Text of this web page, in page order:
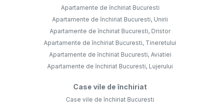
Apartamente de închiriat Bucuresti
Apartamente de închiriat Bucuresti, Unirii
Apartamente de închiriat Bucuresti, Dristor
Apartamente de închiriat Bucuresti, Tineretului
Apartamente de închiriat Bucuresti, Aviatiei
Apartamente de închiriat Bucuresti, Lujerului
Case vile de închiriat
Case vile de închiriat Bucuresti